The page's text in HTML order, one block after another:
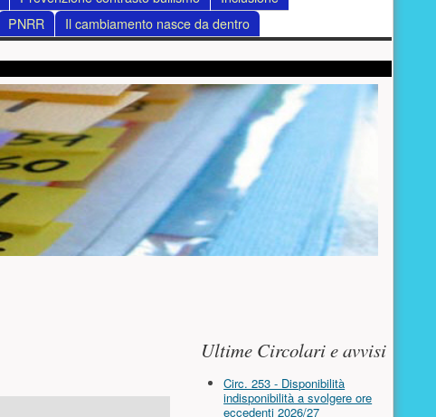
PNRR Il cambiamento nasce da dentro
Ultime Circolari e avvisi
Circ. 253 - Disponibilità
indisponibilità a svolgere ore
eccedenti 2026/27